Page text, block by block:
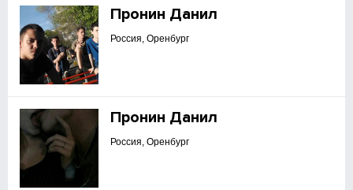
Пронин Данил
Россия, Оренбург
Пронин Данил
Россия, Оренбург